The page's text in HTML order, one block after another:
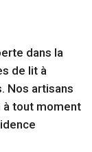
dans la
de lit à
Nos artisans
à tout moment